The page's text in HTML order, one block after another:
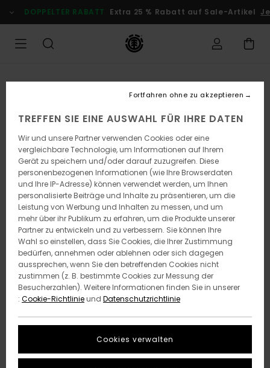
zur
Produktinformation
DOPPELTER RABATT Extra 25 % Rabatt auf Sale-Artikel
TREFFEN SIE EINE AUSWAHL FÜR IHRE DATEN
Wir und unsere Partner verwenden Cookies oder eine
vergleichbare Technologie, um Informationen auf Ihrem
Gerät zu speichern und/oder darauf zuzugreifen. Diese
personenbezogenen Informationen (wie Ihre Browserdaten
und Ihre IP-Adresse) können verwendet werden, um Ihnen
personalisierte Beiträge und Inhalte zu präsentieren, um die
Leistung von Werbung und Inhalten zu messen, und um
mehr über ihr Publikum zu erfahren, um die Produkte unserer
Partner zu entwickeln und zu verbessern. Sie können Ihre
Wahl so einstellen, dass Sie Cookies, die Ihrer Zustimmung
bedürfen, annehmen oder ablehnen oder sich dagegen
aussprechen, wenn Sie den betreffenden Cookies nicht
zustimmen (z. B. bestimmte Cookies zur Messung der
Besucherzahlen). Weitere Informationen finden Sie in unserer
: Cookie-Richtlinieund Datenschutzrichtlinie
Cookies verwalten
Fortfahren ohne zu akzeptieren